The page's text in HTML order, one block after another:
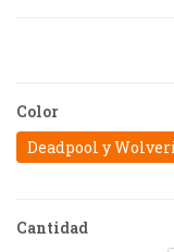
Color
Deadpool y
Cantidad